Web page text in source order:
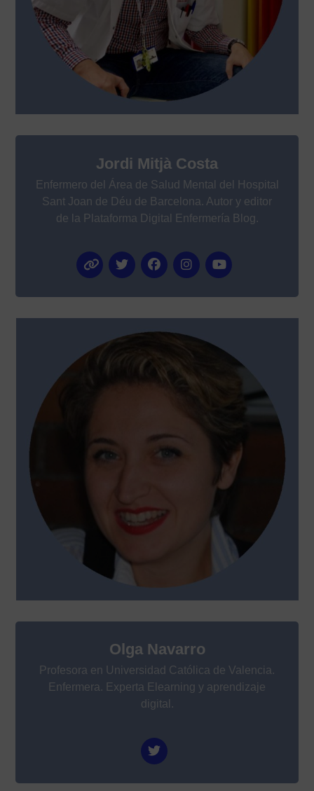
Jordi Mitjà Costa
Enfermero del Área de Salud Mental del Hospital
Sant Joan de Déu de Barcelona. Autor y editor
de la Plataforma Digital Enfermería Blog.
Olga Navarro
Profesora en Universidad Católica de Valencia.
Enfermera. Experta Elearning y aprendizaje
digital.